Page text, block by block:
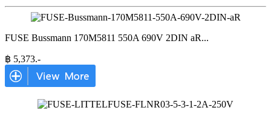
FUSE Bussmann 170M5811 550A 690V 2DIN aR...
฿ 5,373.-